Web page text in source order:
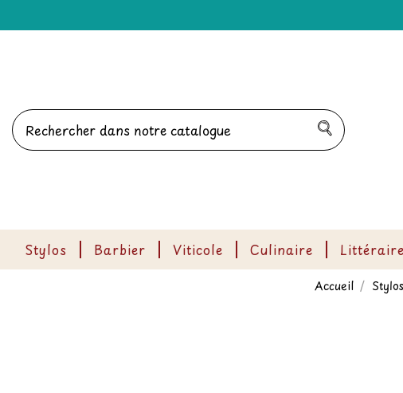
Stylos Barbier Viticole Culinaire Littéraire
Accueil Stylos